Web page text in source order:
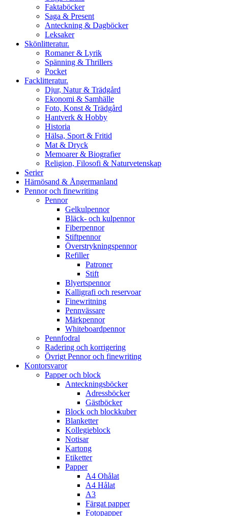
Faktaböcker
Saga & Present
Anteckning & Dagböcker
Leksaker
Skönlitteratur.
Romaner & Lyrik
Spänning & Thrillers
Pocket
Facklitteratur.
Djur, Natur & Trädgård
Ekonomi & Samhälle
Foto, Konst & Trädgård
Hantverk & Hobby
Historia
Hälsa, Sport & Fritid
Mat & Dryck
Memoarer & Biografier
Religion, Filosofi & Naturvetenskap
Serier
Härnösand & Ångermanland
Pennor och finewriting
Pennor
Gelkulpennor
Bläck- och kulpennor
Fiberpennor
Stiftpennor
Överstrykningspennor
Refiller
Patroner
Stift
Blyertspennor
Kalligrafi och reservoar
Finewritning
Pennvässare
Märkpennor
Whiteboardpennor
Pennfodral
Radering och korrigering
Övrigt Pennor och finewriting
Kontorsvaror
Papper och block
Anteckningsböcker
Adressböcker
Gästböcker
Block och blockkuber
Blanketter
Kollegieblock
Notisar
Kartong
Etiketter
Papper
A4 Ohålat
A4 Hålat
A3
Färgat papper
Fotopapper